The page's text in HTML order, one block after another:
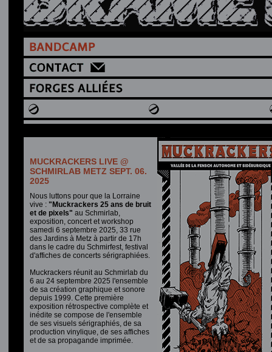
MUCKRACKERS LIVE @
SCHMIRLAB METZ SEPT. 06.
2025
Nous luttons pour que la Lorraine
vive : "Muckrackers 25 ans de bruit
et de pixels" au Schmirlab,
exposition, concert et workshop
samedi 6 septembre 2025, 33 rue
des Jardins à Metz à partir de 17h
dans le cadre du Schmirfest, festival
d'affiches de concerts sérigraphiées.
Muckrackers réunit au Schmirlab du
6 au 24 septembre 2025 l'ensemble
de sa création graphique et sonore
depuis 1999. Cette première
exposition rétrospective complète et
inédite se compose de l'ensemble
de ses visuels sérigraphiés, de sa
production vinylique, de ses affiches
et de sa propagande imprimée.